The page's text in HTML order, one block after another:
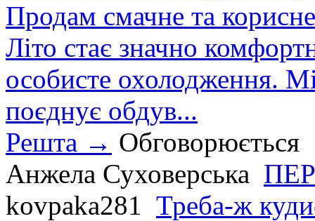
Продам смачне та
Літо стає значно
особисте охолодження.
поєднує обдув...
Решта → Обговорюється
Анжела Суховерська
kovpaka281 Треба-ж